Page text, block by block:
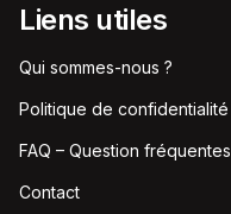
Liens utiles
Qui sommes-nous ?
Politique de confidentialité
FAQ – Question fréquentes
Contact